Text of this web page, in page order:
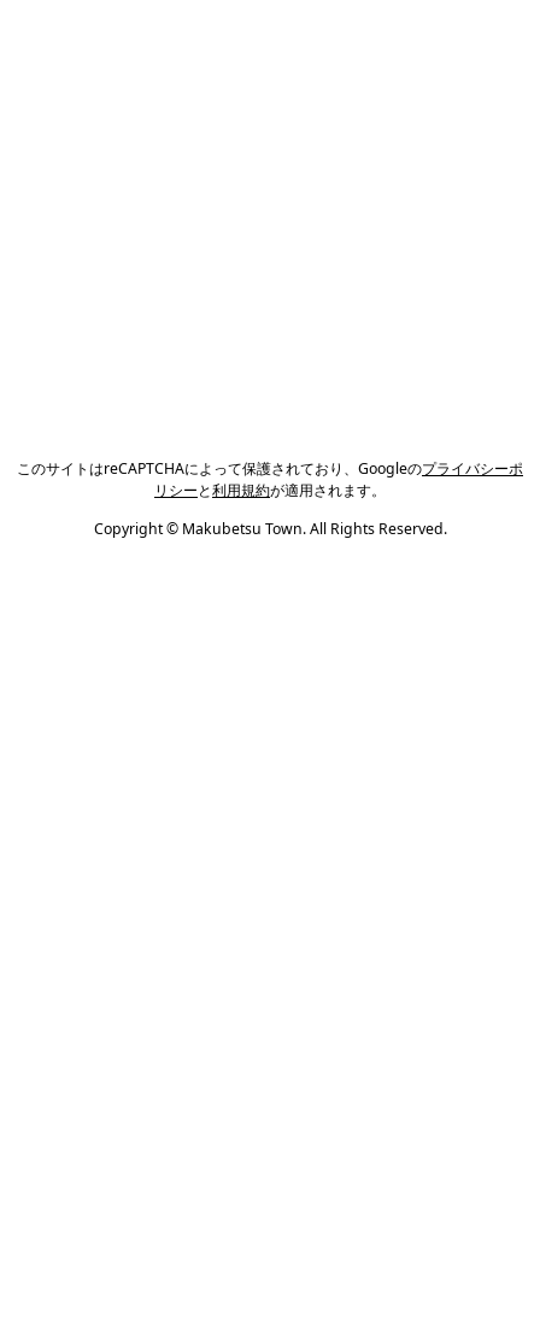
このサイトはreCAPTCHAによって保護されており、Googleのプライバシーポ
リシーと利用規約が適用されます。
Copyright © Makubetsu Town. All Rights Reserved.